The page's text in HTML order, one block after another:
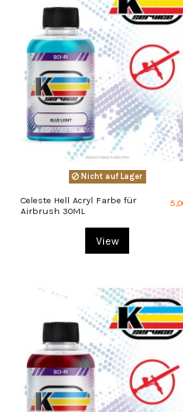
Nicht auf Lager
Celeste Hell Acryl Farbe für
Airbrush 30ML
View